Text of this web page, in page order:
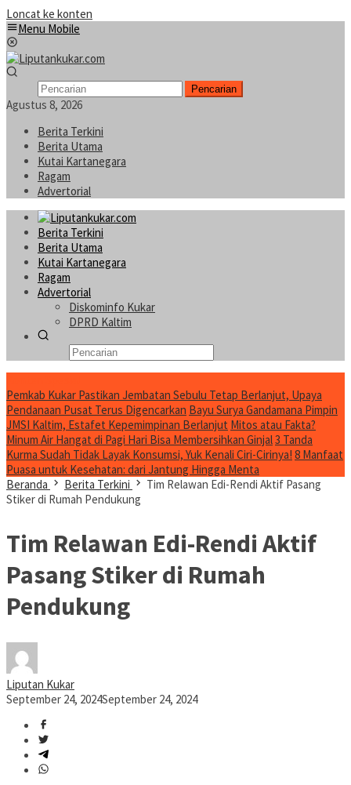
Loncat ke konten
Menu Mobile
Pencarian
Agustus 8, 2026
Berita Terkini
Berita Utama
Kutai Kartanegara
Ragam
Advertorial
Berita Terkini
Berita Utama
Kutai Kartanegara
Ragam
Advertorial
Diskominfo Kukar
DPRD Kaltim
Pemkab Kukar Pastikan Jembatan Sebulu Tetap Berlanjut, Upaya
Pendanaan Pusat Terus Digencarkan Bayu Surya Gandamana Pimpin
JMSI Kaltim, Estafet Kepemimpinan Berlanjut Mitos atau Fakta?
Minum Air Hangat di Pagi Hari Bisa Membersihkan Ginjal3 Tanda
Kurma Sudah Tidak Layak Konsumsi, Yuk Kenali Ciri-Cirinya! 8 Manfaat
Puasa untuk Kesehatan: dari Jantung Hingga Menta
Beranda
Berita Terkini
Tim Relawan Edi-Rendi Aktif Pasang
Stiker di Rumah Pendukung
Tim Relawan Edi-Rendi Aktif
Pasang Stiker di Rumah
Pendukung
Liputan Kukar
September 24, 2024September 24, 2024